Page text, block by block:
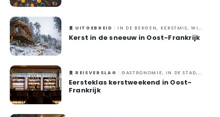
Met het hele gezin
Met zijn tweetjes
Natuur
In de bergen
In de stad
UITGEBREID : IN DE BERGEN, KERSTMIS, WINTER
Kerst in de sneeuw in Oost-Frankrijk
REISVERSLAG : GASTRONOMIE, IN DE STAD, KERSTMIS, MET ZIJN TWEETJES, WINTER
Eersteklas kerstweekend in Oost-
Frankrijk